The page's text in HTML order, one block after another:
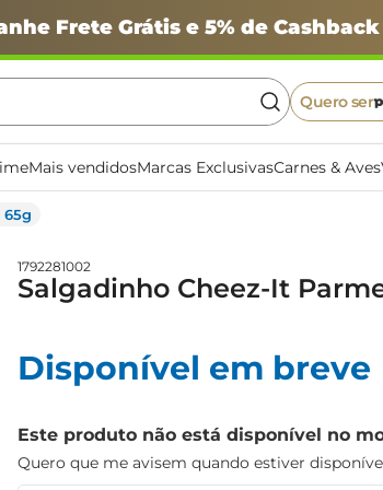
Frete Grátis e 5% de Cashback
Quero ser
Mais vendidosMarcas ExclusivasCarnes & Aves
65g
1792281002
Salgadinho Cheez-It
Disponível em breve
Este produto não está disponível no
Quero que me avisem quando estiver